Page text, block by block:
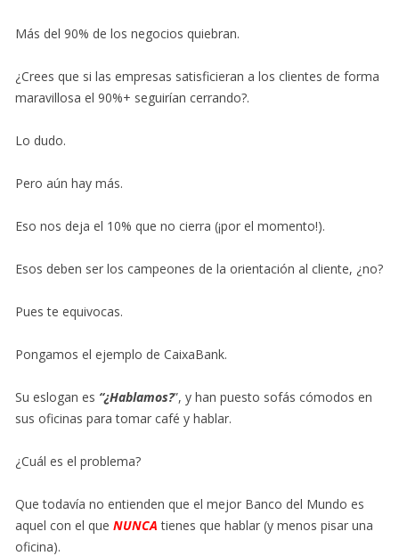
Más del 90% de los negocios quiebran.
¿Crees que si las empresas satisficieran a los clientes de forma
maravillosa el 90%+ seguirían cerrando?.
Lo dudo.
Pero aún hay más.
Eso nos deja el 10% que no cierra (¡por el momento!).
Esos deben ser los campeones de la orientación al cliente, ¿no?
Pues te equivocas.
Pongamos el ejemplo de CaixaBank.
Su eslogan es “¿Hablamos?”, y han puesto sofás cómodos en
sus oficinas para tomar café y hablar.
¿Cuál es el problema?
Que todavía no entienden que el mejor Banco del Mundo es
aquel con el que NUNCA tienes que hablar (y menos pisar una
oficina).